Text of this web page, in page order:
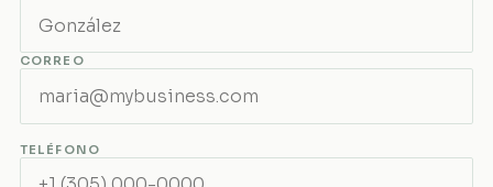
CORREO
TELÉFONO